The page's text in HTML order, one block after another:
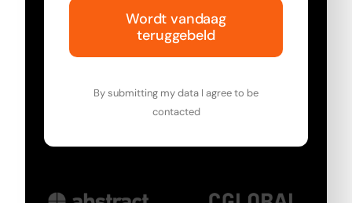
Wordt vandaag
teruggebeld
By submitting my data I agree to be
contacted